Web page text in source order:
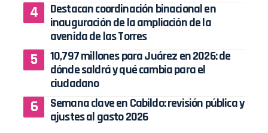
Destacan coordinación binacional en
inauguración de la ampliación de la
avenida de las Torres
10,797 millones para Juárez en 2026: de
dónde saldrá y qué cambia para el
ciudadano
Semana clave en Cabildo: revisión pública y
ajustes al gasto 2026